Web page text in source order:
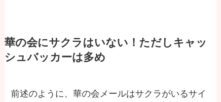
華の会にサクラはいない！ただしキャッ
シュバッカーは多め
前述のように、華の会メールはサクラがいるサイ